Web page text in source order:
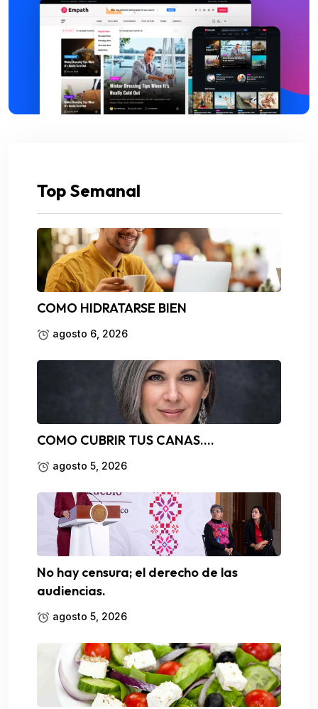
Top Semanal
COMO HIDRATARSE BIEN
agosto 6, 2026
COMO CUBRIR TUS CANAS….
agosto 5, 2026
No hay censura; el derecho de las
audiencias.
agosto 5, 2026